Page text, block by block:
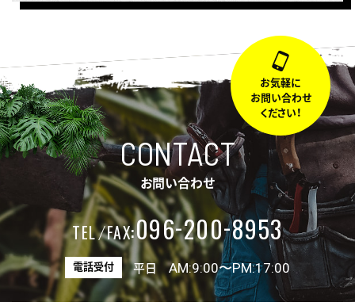
CONTACT
お問い合わせ
お気軽に
お問い合わせ
ください！
TEL FAX:096-200-8953
電話受付 平日AM:9:00〜PM:17:00